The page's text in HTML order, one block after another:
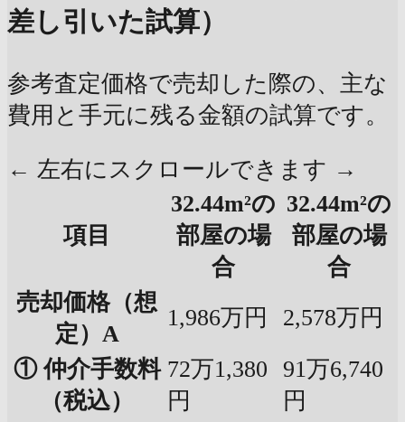
差し引いた試算）
参考査定価格で売却した際の、主な
費用と手元に残る金額の試算です。
← 左右にスクロールできます →
項目
32.44m²の
部屋の場
合
32.44m²の
部屋の場
合
売却価格（想
定）A
1,986万円
2,578万円
① 仲介手数料
（税込）
72万1,380
円
91万6,740
円